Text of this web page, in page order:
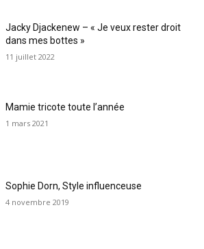
Jacky Djackenew – « Je veux rester droit
dans mes bottes »
11 juillet 2022
Mamie tricote toute l’année
1 mars 2021
Sophie Dorn, Style influenceuse
4 novembre 2019